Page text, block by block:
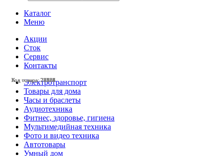
Код товара: 28584
Код товара: 28565
Код товара: 28359
Код товара: 28331
Код товара: 28257
Код товара: 28236
Код товара: 28120
Код товара: 27984
Код товара: 27657
Код товара: 27165
Код товара: 24128
Код товара: 28579
Каталог
Меню
Акции
Сток
Сервис
Контакты
Электротранспорт
Товары для дома
Часы и браслеты
Аудиотехника
Фитнес, здоровье, гигиена
Мультимедийная техника
Фото и видео техника
Автотовары
Умный дом